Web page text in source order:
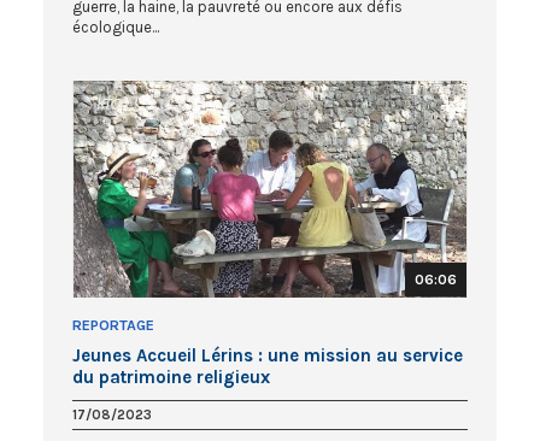
guerre, la haine, la pauvreté ou encore aux défis
écologique...
06:06
REPORTAGE
Jeunes Accueil Lérins : une mission au service
du patrimoine religieux
17/08/2023